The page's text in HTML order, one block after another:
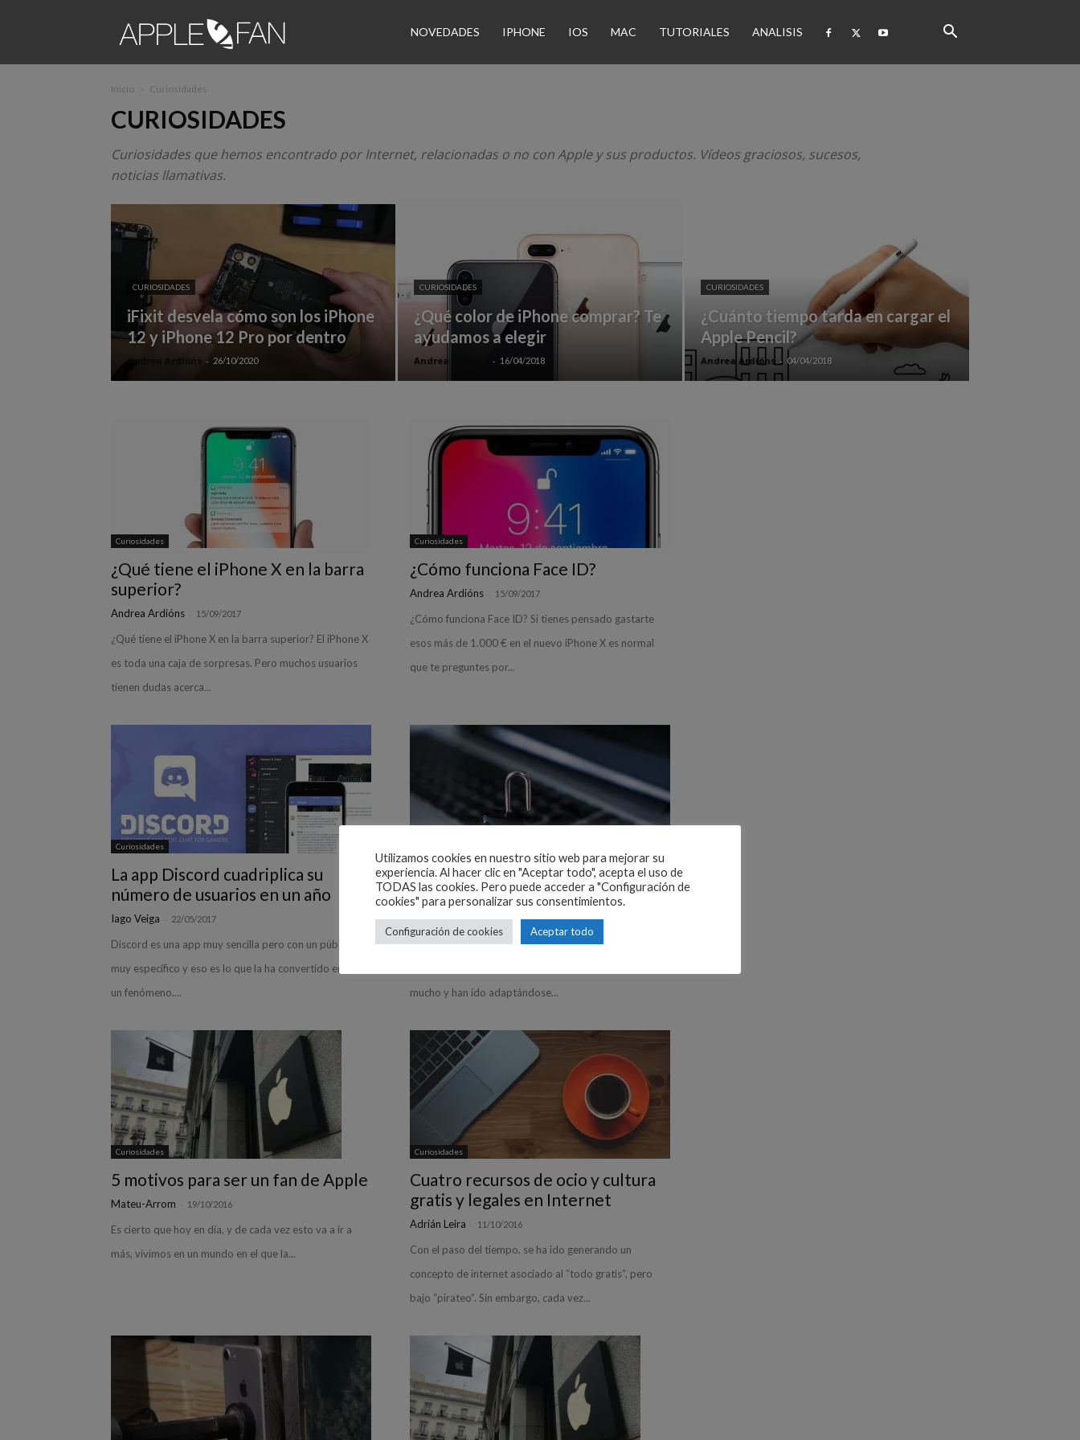
NOVEDADES IPHONE IOS MAC TUTORIALES ANALISIS
Inicio Curiosidades
CURIOSIDADES
Curiosidades que hemos encontrado por Internet, relacionadas o no con Apple y sus productos. Vídeos graciosos, sucesos,
noticias llamativas.
CURIOSIDADES
iFixit desvela cómo son los iPhone
12 y iPhone 12 Pro por dentro
Andrea Ardións - 26/10/2020
CURIOSIDADES
¿Qué color de iPhone comprar? Te
ayudamos a elegir
Andrea Ardións - 16/04/2018
CURIOSIDADES
¿Cuánto tiempo tarda en cargar el
Apple Pencil?
Andrea Ardións - 04/04/2018
Curiosidades
¿Qué tiene el iPhone X en la barra
superior?
Andrea Ardións 15/09/2017
¿Qué tiene el iPhone X en la barra superior? El iPhone X
es toda una caja de sorpresas. Pero muchos usuarios
tienen dudas acerca...
Curiosidades
¿Cómo funciona Face ID?
Andrea Ardións 15/09/2017
¿Cómo funciona Face ID? Si tienes pensado gastarte
esos más de 1.000 € en el nuevo iPhone X es normal
que te preguntes por...
Curiosidades
La app Discord cuadriplica su
número de usuarios en un año
Iago Veiga 22/05/2017
Discord es una app muy sencilla pero con un público
muy específico y eso es lo que la ha convertido en todo
un fenómeno....
Ransomware, ¿un enemigo para
macOS?
Facundo Lujan - 02/02/2017
De un tiempo a esta parte, los sistemas se han vuelto
mucho y han ido adaptándose...
Curiosidades
5 motivos para ser un fan de Apple
Mateu-Arrom 19/10/2016
Es cierto que hoy en día, y de cada vez esto va a ir a
más, vivimos en un mundo en el que la...
Curiosidades
Cuatro recursos de ocio y cultura
gratis y legales en Internet
Adrián Leira 11/10/2016
Con el paso del tiempo, se ha ido generando un
concepto de internet asociado al “todo gratis”, pero
bajo “pirateo”. Sin embargo, cada vez...
Utilizamos cookies en nuestro sitio web para mejorar su
experiencia. Al hacer clic en "Aceptar todo", acepta el uso de
TODAS las cookies. Pero puede acceder a "Configuración de
cookies" para personalizar sus consentimientos.
Configuración de cookies Aceptar todo